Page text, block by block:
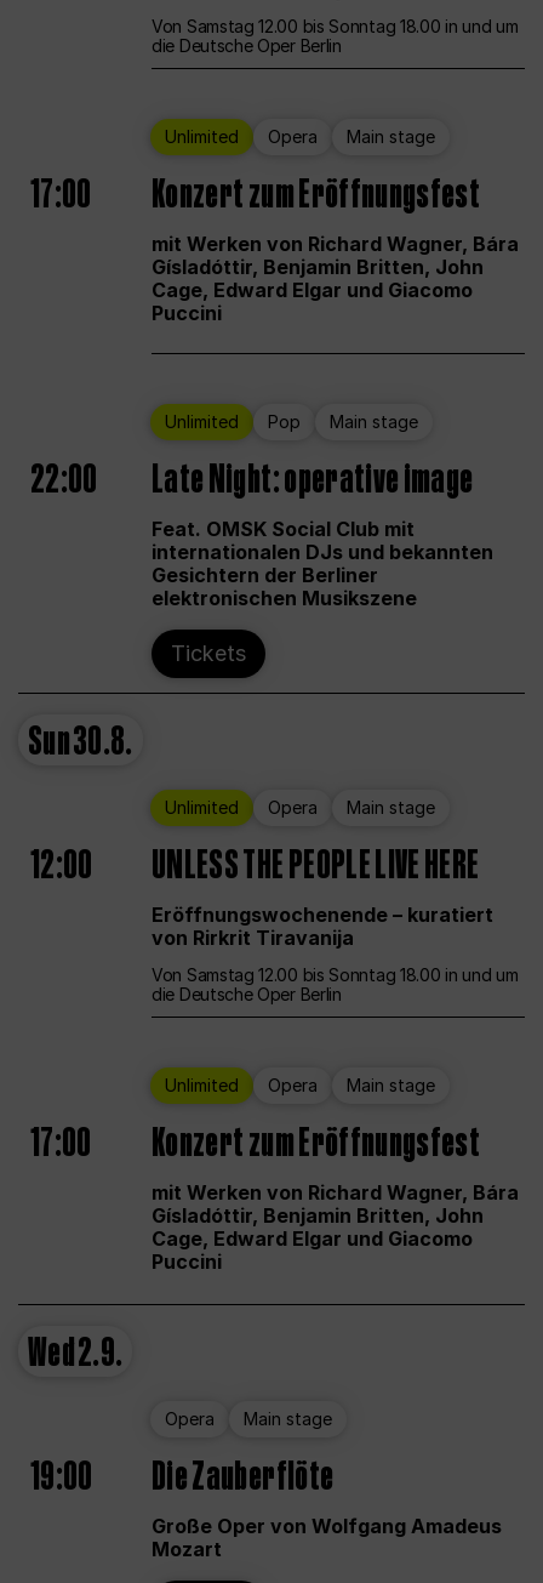
Von Samstag 12.00 bis Sonntag 18.00 in und um
die Deutsche Oper Berlin
Unlimited Opera Main stage
17:00 Konzert zum Eröffnungsfest
mit Werken von Richard Wagner, Bára
Gísladóttir, Benjamin Britten, John
Cage, Edward Elgar und Giacomo
Puccini
Unlimited Pop Main stage
22:00 Late Night: operative image
Feat. OMSK Social Club mit
internationalen DJs und bekannten
Gesichtern der Berliner
elektronischen Musikszene
Tickets
Sun30.8.
Unlimited Opera Main stage
12:00 UNLESS THE PEOPLE LIVE HERE
Eröffnungswochenende – kuratiert
von Rirkrit Tiravanija
Von Samstag 12.00 bis Sonntag 18.00 in und um
die Deutsche Oper Berlin
Unlimited Opera Main stage
17:00 Konzert zum Eröffnungsfest
mit Werken von Richard Wagner, Bára
Gísladóttir, Benjamin Britten, John
Cage, Edward Elgar und Giacomo
Puccini
Wed2.9.
Opera Main stage
19:00 Die Zauberflöte
Große Oper von Wolfgang Amadeus
Mozart